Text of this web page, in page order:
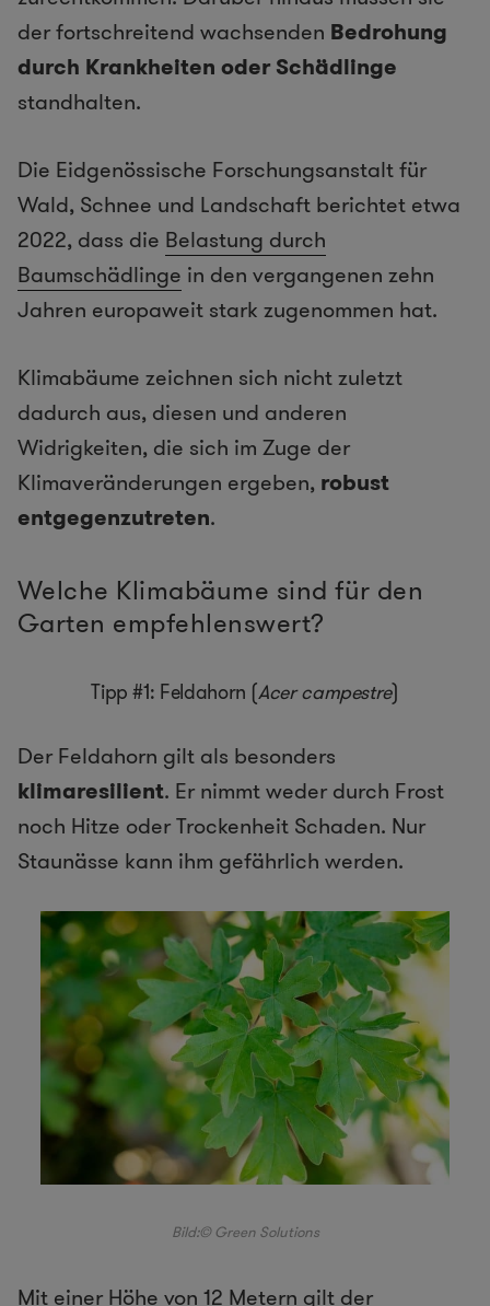
der fortschreitend wachsenden Bedrohung
durch Krankheiten oder Schädlinge
standhalten.
Die Eidgenössische Forschungsanstalt für
Wald, Schnee und Landschaft berichtet etwa
2022, dass die Belastung durch
Baumschädlinge in den vergangenen zehn
Jahren europaweit stark zugenommen hat.
Klimabäume zeichnen sich nicht zuletzt
dadurch aus, diesen und anderen
Widrigkeiten, die sich im Zuge der
Klimaveränderungen ergeben, robust
entgegenzutreten.
Welche Klimabäume sind für den
Garten empfehlenswert?
Tipp #1: Feldahorn (Acer campestre)
Der Feldahorn gilt als besonders
klimaresilient. Er nimmt weder durch Frost
noch Hitze oder Trockenheit Schaden. Nur
Staunässe kann ihm gefährlich werden.
Bild:© Green Solutions
Mit einer Höhe von 12 Metern gilt der